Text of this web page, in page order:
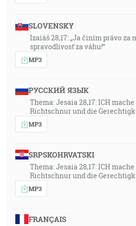
SLOVENSKY
Izaiáš 28,17: „Ja činím právo za
spravodlivosť za váhu!“
MP3
РУССКИЙ ЯЗЫК
Thema: Jesaia 28,17: ICH
Richtschnur und die
MP3
SRPSKOHRVATSKI
Thema: Jesaia 28,17: ICH
Richtschnur und die
MP3
FRANÇAIS